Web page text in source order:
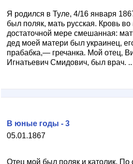
Я родился в Туле, 4/16 января
был поляк, мать русская. Кровь
достаточной мере смешанная:
дед моей матери был украинец,
прабабка,— гречанка. Мой отец,
Игнатьевич Смидович, был врач. ..
05.01.1867
В юные годы - 3
Отец мой был поляк и католик.